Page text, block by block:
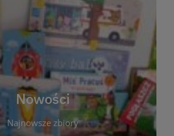
Nowości
Najnowsze zbiory
prezentujemy najnowsze książki,
filmy, które właśnie trafiły do
Biblioteki Publicznej w
Regularnie aktualizujemy listę,
mogli na bieżąco odkrywać świeże
premiery wydawnicze. Każda
jest krótkim opisem i
w katalogu. Zachęcamy